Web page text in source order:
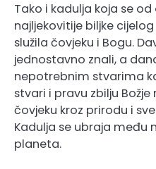
Tako i kadulja koja se
najljekovitije biljke
služila čovjeku i Bogu.
jednostavno znali, a
nepotrebnim stvarima
stvari i pravu zbilju
čovjeku kroz prirodu i
Kadulja se ubraja među
planeta.